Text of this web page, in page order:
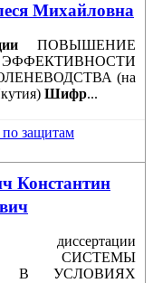
Михайловна
ПОВЫШЕНИЕ
(на
Шифр...
защитам
Константин
СИСТЕМЫ
В УСЛОВИЯХ